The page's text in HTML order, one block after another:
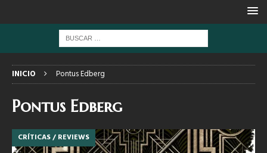
INICIO Pontus Edberg
Pontus Edberg
CRÍTICAS / REVIEWS